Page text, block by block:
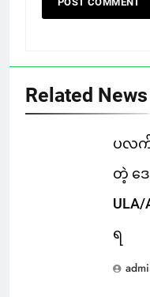
Related News
ပလက်
တဲ့ ဒေ
ရ